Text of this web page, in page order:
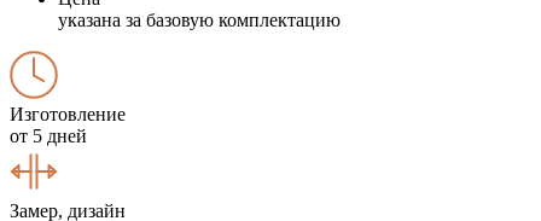
указана за базовую комплектацию
Изготовление
от 5 дней
Замер, дизайн